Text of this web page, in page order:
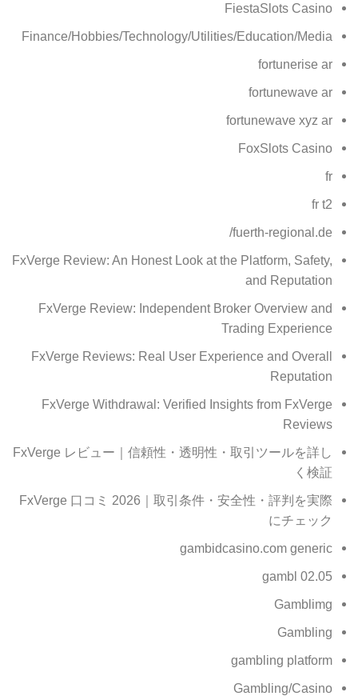
FiestaSlots Casino
Finance/Hobbies/Technology/Utilities/Education/Media
fortunerise ar
fortunewave ar
fortunewave xyz ar
FoxSlots Casino
fr
fr t2
fuerth-regional.de/
FxVerge Review: An Honest Look at the Platform, Safety,
and Reputation
FxVerge Review: Independent Broker Overview and
Trading Experience
FxVerge Reviews: Real User Experience and Overall
Reputation
FxVerge Withdrawal: Verified Insights from FxVerge
Reviews
FxVerge レビュー｜信頼性・透明性・取引ツールを詳し
く検証
FxVerge 口コミ 2026｜取引条件・安全性・評判を実際
にチェック
gambidcasino.com generic
gambl 02.05
Gamblimg
Gambling
gambling platform
Gambling/Casino